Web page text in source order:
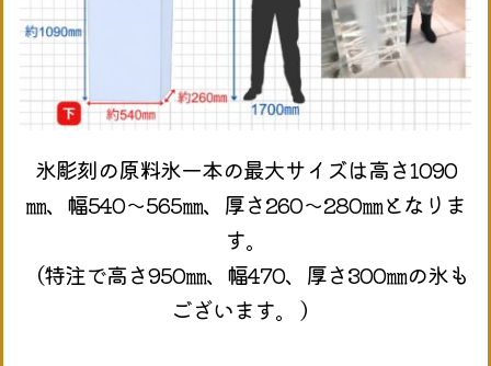
氷彫刻の原料氷一本の最大サイズは高さ1090
㎜、幅540～565㎜、厚さ260～280㎜となりま
す。
（特注で高さ950㎜、幅470、厚さ300㎜の氷も
ございます。 ）